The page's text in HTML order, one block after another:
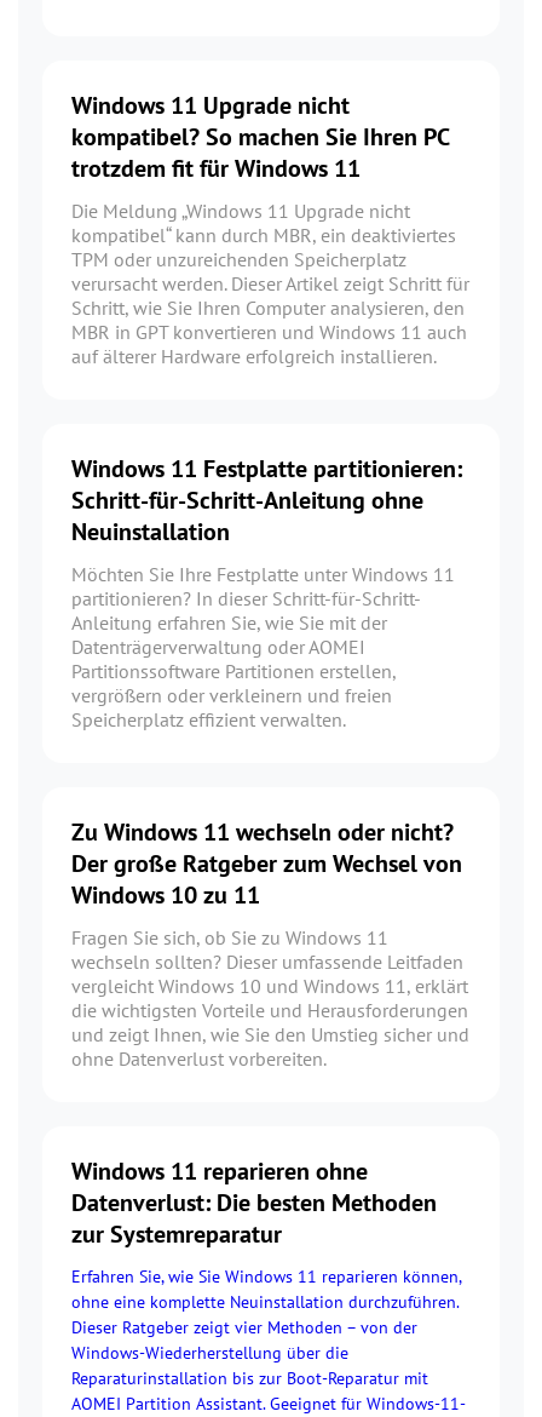
Windows 11 Upgrade nicht
kompatibel? So machen Sie Ihren PC
trotzdem fit für Windows 11
Die Meldung „Windows 11 Upgrade nicht
kompatibel“ kann durch MBR, ein deaktiviertes
TPM oder unzureichenden Speicherplatz
verursacht werden. Dieser Artikel zeigt Schritt für
Schritt, wie Sie Ihren Computer analysieren, den
MBR in GPT konvertieren und Windows 11 auch
auf älterer Hardware erfolgreich installieren.
Windows 11 Festplatte partitionieren:
Schritt-für-Schritt-Anleitung ohne
Neuinstallation
Möchten Sie Ihre Festplatte unter Windows 11
partitionieren? In dieser Schritt-für-Schritt-
Anleitung erfahren Sie, wie Sie mit der
Datenträgerverwaltung oder AOMEI
Partitionssoftware Partitionen erstellen,
vergrößern oder verkleinern und freien
Speicherplatz effizient verwalten.
Zu Windows 11 wechseln oder nicht?
Der große Ratgeber zum Wechsel von
Windows 10 zu 11
Fragen Sie sich, ob Sie zu Windows 11
wechseln sollten? Dieser umfassende Leitfaden
vergleicht Windows 10 und Windows 11, erklärt
die wichtigsten Vorteile und Herausforderungen
und zeigt Ihnen, wie Sie den Umstieg sicher und
ohne Datenverlust vorbereiten.
Windows 11 reparieren ohne
Datenverlust: Die besten Methoden
zur Systemreparatur
Erfahren Sie, wie Sie Windows 11 reparieren können,
ohne eine komplette Neuinstallation durchzuführen.
Dieser Ratgeber zeigt vier Methoden – von der
Windows-Wiederherstellung über die
Reparaturinstallation bis zur Boot-Reparatur mit
AOMEI Partition Assistant. Geeignet für Windows-11-